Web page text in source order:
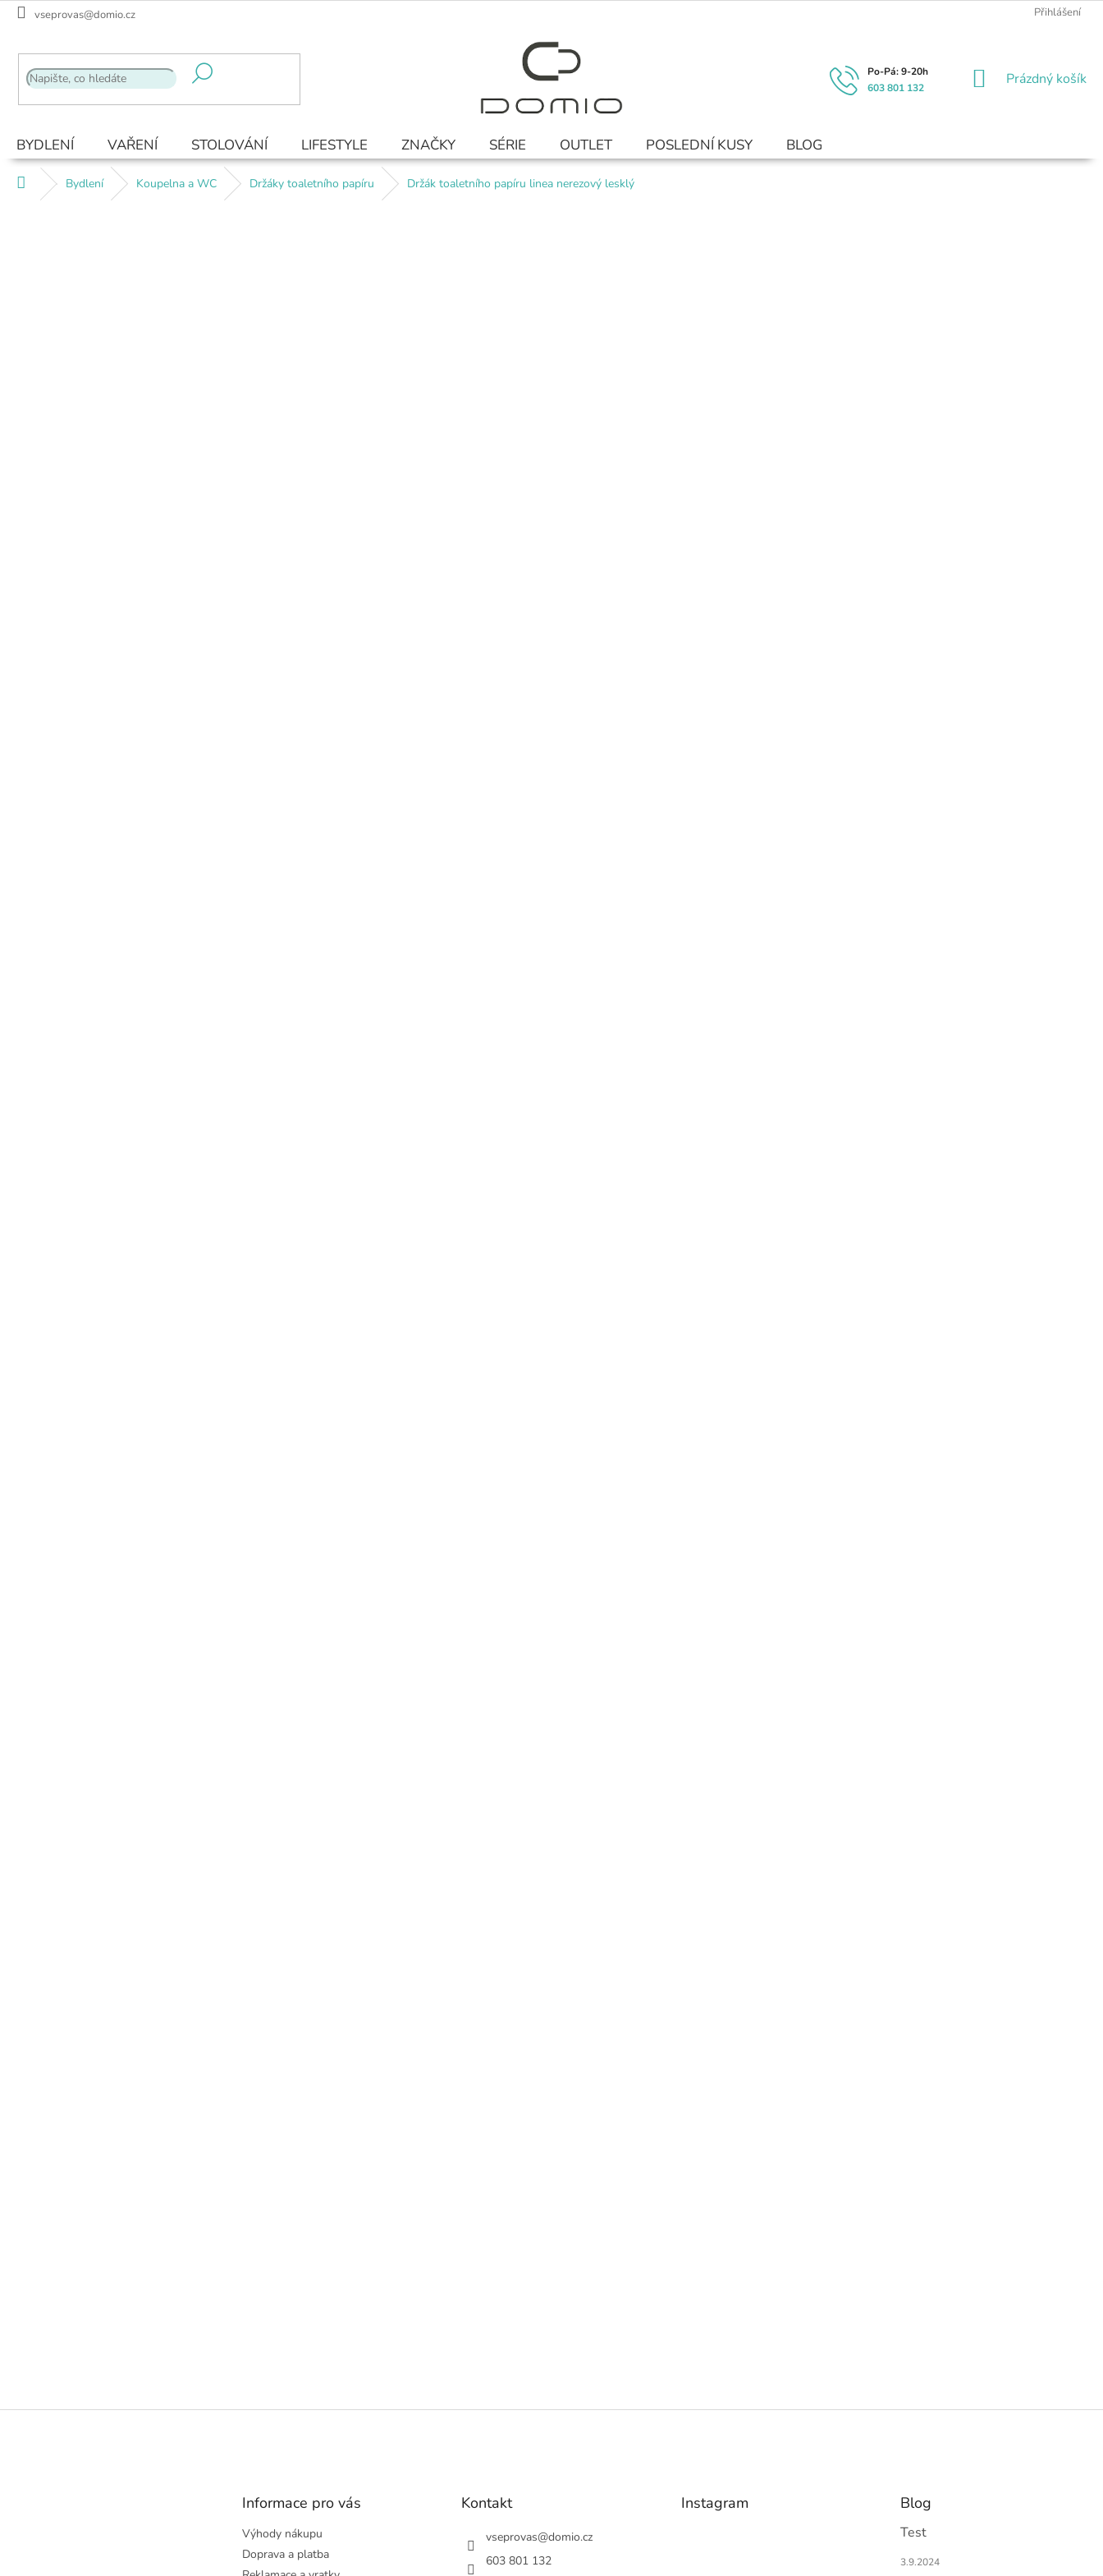
Přejít
vseprovas@domio.cz Přihlášení
603 801 132
NÁKUPNÍ
Prázdný košík
BYDLENÍ VAŘENÍ STOLOVÁNÍ LIFESTYLE ZNAČKY SÉRIE OUTLET POSLEDNÍ KUSY BLOG
Domů Bydlení Koupelna a WC Držáky toaletního papíru Držák toaletního papíru linea nerezový lesklý
Z
Informace pro vás
Výhody nákupu
Doprava a platba
Kontakt
vseprovas@domio.cz
603 801 132
Instagram Blog
Test
3.9.2024